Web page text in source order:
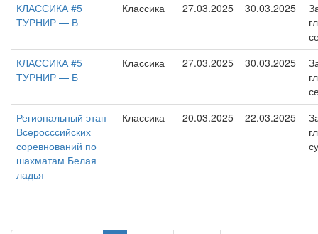
КЛАССИКА #5
ТУРНИР — В
Классика 27.03.2025 30.03.2025
КЛАССИКА #5
ТУРНИР — Б
Классика 27.03.2025 30.03.2025
Региональный этап
Всеросссийских
соревнований по
шахматам Белая
ладья
Классика 20.03.2025 22.03.2025